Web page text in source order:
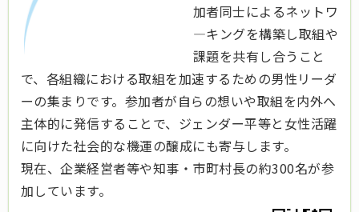
加者同士によるネットワ
―キングを構築し取組や
課題を共有し合うこと
で、各組織における取組を加速するための男性リーダ
ーの集まりです。参加者が自らの想いや取組を内外へ
主体的に発信することで、ジェンダー平等と女性活躍
に向けた社会的な機運の醸成にも寄与します。
現在、企業経営者等や知事・市町村長の約300名が参
加しています。